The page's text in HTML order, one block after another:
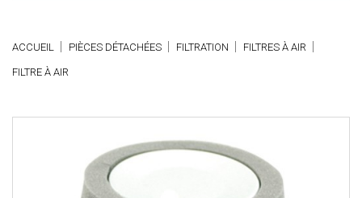
ACCUEIL PIÈCES DÉTACHÉES FILTRATION FILTRES À AIR
FILTRE À AIR